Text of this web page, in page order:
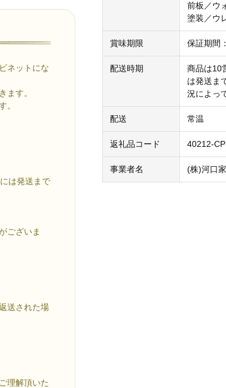
ネットにな
ます。
。
は発送まで
ございま
送された場
理解頂いた
前板／ウ
塗装／ウ
賞味期限 保証期間
配送時期
商品は10
は発送ま
況によっ
配送 常温
返礼品コード 40212-
事業者名 (株)河口